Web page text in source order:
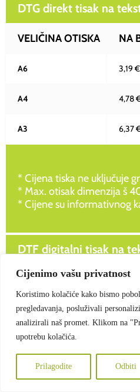
Cijenimo vašu privatnost
Koristimo kolačiće kako bismo
pregledavanja, posluživali
analizirali naš promet. Klikom na
upotrebu kolačića.
Prilagodite Odbiti
DTG direkt tisak na
VELIČINA OTISKA NA
A6 3,19 €
A4 4,78
A3 6,37
* Cijena tiska ne uključuje
* Max. otisak dimenzija š
* Cijene su informativnog
DTF digitalni tisak na
KOLIČINA(kom) 1 –
A6
A4